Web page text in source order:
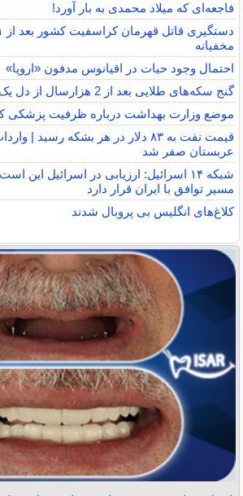
فاجعه‌ای که میلاد محمدی به بار آورد!
مخفیانه
احتمال وجود حیات در اقیانوس مدفون «اروپا»
گنج سکه‌های طلایی بعد از 2 هزارسال از دل یک مزرعه بیرون آمد
موضع وزارت بهداشت درباره ظرفیت پزشکی
قیمت نفت به ۸۳ دلار در هر بشکه رسید |
عربستان صفر شد
شبکه ۱۴ اسرائیل: ارزیابی در اسرائیل این
مسیر توافق با ایران قرار دارد
کلاغ‌های انگلیس بی پروبال شدند